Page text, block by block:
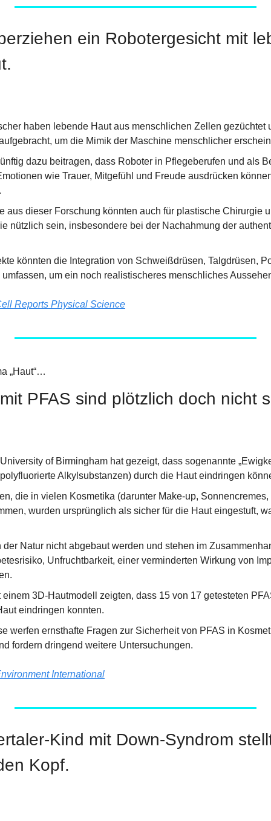
ein Robotergesicht mit
haben lebende Haut aus menschlichen Zellen gezüchtet
um die Mimik der Maschine menschlicher
dazu beitragen, dass Roboter in Pflegeberufen und als
wie Trauer, Mitgefühl und Freude ausdrücken
aus dieser Forschung könnten auch für plastische Chirurgie
nützlich sein, insbesondere bei der Nachahmung der
könnten die Integration von Schweißdrüsen, Talgdrüsen,
um ein noch realistischeres menschliches
Reports Physical Science
„Haut“…
PFAS sind plötzlich doch nicht
of Birmingham hat gezeigt, dass sogenannte
Alkylsubstanzen) durch die Haut eindringen
die in vielen Kosmetika (darunter Make-up,
wurden ursprünglich als sicher für die Haut eingestuft,
Natur nicht abgebaut werden und stehen im
Unfruchtbarkeit, einer verminderten Wirkung von
einem 3D-Hautmodell zeigten, dass 15 von 17 getesteten
eindringen konnten.
werfen ernsthafte Fragen zur Sicherheit von PFAS in
fordern dringend weitere Untersuchungen.
International
Kind mit Down-Syndrom
Kopf.